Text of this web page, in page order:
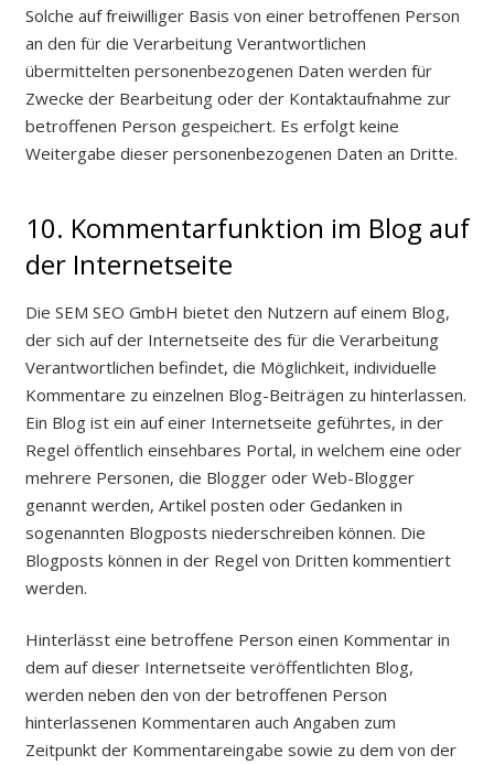
Solche auf freiwilliger Basis von einer betroffenen Person
an den für die Verarbeitung Verantwortlichen
übermittelten personenbezogenen Daten werden für
Zwecke der Bearbeitung oder der Kontaktaufnahme zur
betroffenen Person gespeichert. Es erfolgt keine
Weitergabe dieser personenbezogenen Daten an Dritte.
10. Kommentarfunktion im Blog auf
der Internetseite
Die SEM SEO GmbH bietet den Nutzern auf einem Blog,
der sich auf der Internetseite des für die Verarbeitung
Verantwortlichen befindet, die Möglichkeit, individuelle
Kommentare zu einzelnen Blog-Beiträgen zu hinterlassen.
Ein Blog ist ein auf einer Internetseite geführtes, in der
Regel öffentlich einsehbares Portal, in welchem eine oder
mehrere Personen, die Blogger oder Web-Blogger
genannt werden, Artikel posten oder Gedanken in
sogenannten Blogposts niederschreiben können. Die
Blogposts können in der Regel von Dritten kommentiert
werden.
Hinterlässt eine betroffene Person einen Kommentar in
dem auf dieser Internetseite veröffentlichten Blog,
werden neben den von der betroffenen Person
hinterlassenen Kommentaren auch Angaben zum
Zeitpunkt der Kommentareingabe sowie zu dem von der